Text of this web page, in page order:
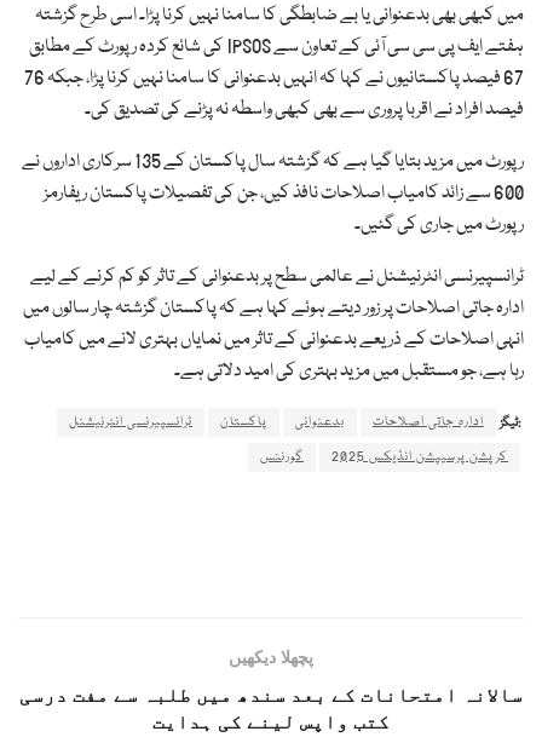
میں کبھی بھی بدعنوانی یا بے ضابطگی کا سامنا نہیں کرنا پڑا۔ اسی طرح گزشتہ
ہفتے ایف پی سی سی آئی کے تعاون سے IPSOS کی شائع کردہ رپورٹ کے مطابق
67 فیصد پاکستانیوں نے کہا کہ انہیں بدعنوانی کا سامنا نہیں کرنا پڑا، جبکہ 76
فیصد افراد نے اقربا پروری سے بھی کبھی واسطہ نہ پڑنے کی تصدیق کی۔
رپورٹ میں مزید بتایا گیا ہے کہ گزشتہ سال پاکستان کے 135 سرکاری اداروں نے
600 سے زائد کامیاب اصلاحات نافذ کیں، جن کی تفصیلات پاکستان ریفارمز
رپورٹ میں جاری کی گئیں۔
ٹرانسپیرنسی انٹرنیشنل نے عالمی سطح پر بدعنوانی کے تاثر کو کم کرنے کے لیے
ادارہ جاتی اصلاحات پر زور دیتے ہوئے کہا ہے کہ پاکستان گزشتہ چار سالوں میں
انہی اصلاحات کے ذریعے بدعنوانی کے تاثر میں نمایاں بہتری لانے میں کامیاب
رہا ہے، جو مستقبل میں مزید بہتری کی امید دلاتی ہے۔
ٹیگز: ادارہ جاتی اصلاحات بدعنوانی پاکستان
ٹرانسپیرنسی انٹرنیشنل
کرپشن پرسیپشن انڈیکس 2025
گورننس
پچھلا دیکھیں
سالانہ امتحانات کے بعد سندھ میں طلبہ سے مفت درسی
کتب واپس لینے کی ہدایت